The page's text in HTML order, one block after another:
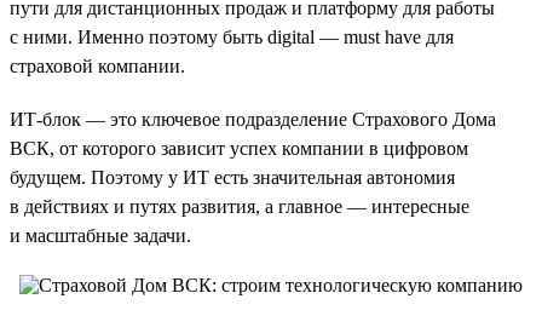
пути для дистанционных продаж и платформу для работы
с ними. Именно поэтому быть digital — must have для
страховой компании.
ИТ-блок — это ключевое подразделение Страхового Дома
ВСК, от которого зависит успех компании в цифровом
будущем. Поэтому у ИТ есть значительная автономия
в действиях и путях развития, а главное — интересные
и масштабные задачи.